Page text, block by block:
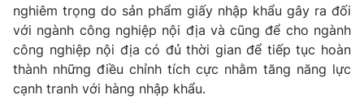
Phim VTV
Hậu trường
Nhân vật
Giải trí
Điện ảnh
Âm nhạc
Đời sống
nghiêm trọng do sản phẩm giấy nhập khẩu gây ra đối
với ngành công nghiệp nội địa và cũng để cho ngành
công nghiệp nội địa có đủ thời gian để tiếp tục hoàn
thành những điều chỉnh tích cực nhằm tăng năng lực
cạnh tranh với hàng nhập khẩu.